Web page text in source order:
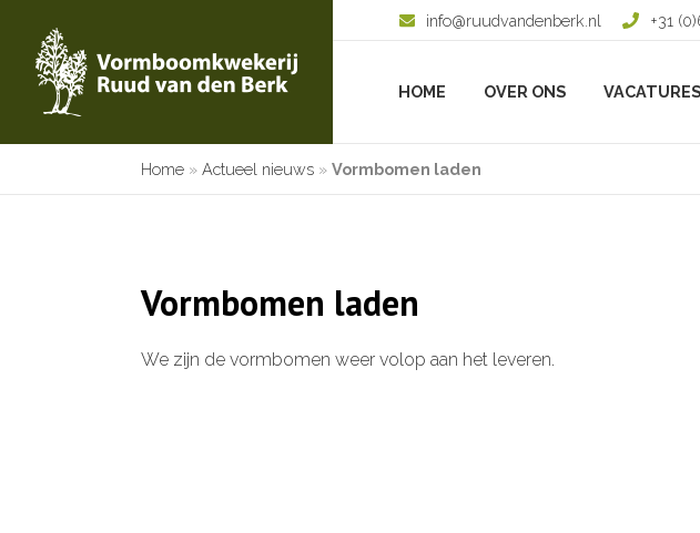
info@ruudvandenberk.nl +31
HOME OVER ONS VACATURES
Home » Actueel nieuws » Vormbomen laden
Vormbomen laden
We zijn de vormbomen weer volop aan het leveren.